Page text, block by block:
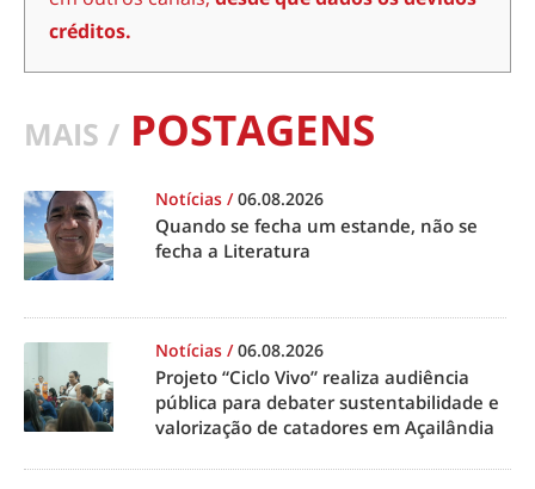
créditos.
MAIS / POSTAGENS
Notícias /06.08.2026
Quando se fecha um estande, não se
fecha a Literatura
Notícias /06.08.2026
Projeto “Ciclo Vivo” realiza audiência
pública para debater sustentabilidade e
valorização de catadores em Açailândia